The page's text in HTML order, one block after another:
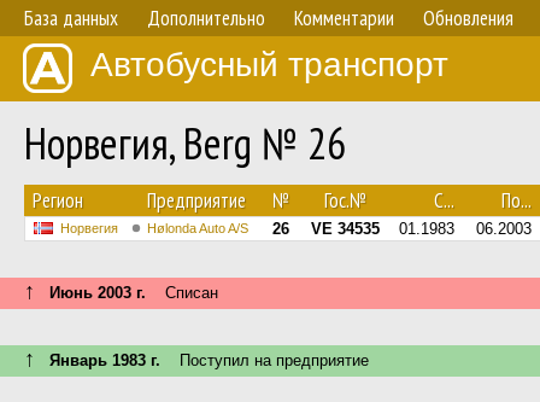
База данных Дополнительно Комментарии Обновления
Автобусный транспорт
Норвегия, Berg № 26
Регион Предприятие № Гос.№ С... По...
Норвегия Hølonda Auto A/S 26 VE 34535 01.1983 06.2003
↑ Июнь 2003 г. Списан
↑ Январь 1983 г. Поступил на предприятие